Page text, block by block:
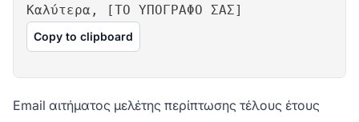
Καλύτερα, [ΤΟ ΥΠΟΓΡΑΦΟ ΣΑΣ]
Copy to clipboard
Email αιτήματος μελέτης περίπτωσης τέλους έτους